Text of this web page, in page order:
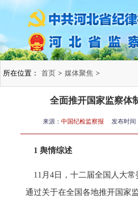
所在位置： 首页 > 媒体聚焦 >
全面推开国家监察体
来源： 中国纪检监察报 发布时间
1 舆情综述
11月4日，十二届全国人大常
通过关于在全国各地推开国家